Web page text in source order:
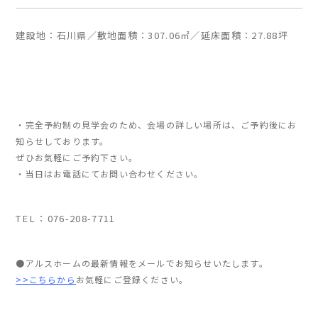
建設地：石川県／敷地面積：307.06㎡／延床面積：27.88坪
・完全予約制の見学会のため、会場の詳しい場所は、ご予約後にお
知らせしております。
ぜひお気軽にご予約下さい。
・当日はお電話にてお問い合わせください。
TEL： 076-208-7711
●アルスホームの最新情報をメールでお知らせいたします。
>>こちらから お気軽にご登録ください。